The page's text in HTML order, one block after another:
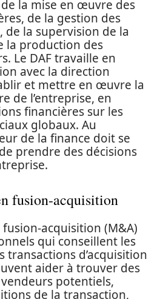
la mise en œuvre des
de la gestion des
de la supervision de la
la production des
Le DAF travaille en
avec la direction
et mettre en œuvre la
de l’entreprise, en
financières sur les
globaux. Au
de la finance doit se
prendre des décisions
fusion-acquisition
acquisition (M&A)
qui conseillent les
transactions d’acquisition
aider à trouver des
potentiels,
de la transaction,